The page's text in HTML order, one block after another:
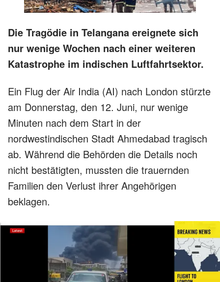
Die Tragödie in Telangana ereignete sich
nur wenige Wochen nach einer weiteren
Katastrophe im indischen Luftfahrtsektor.
Ein Flug der Air India (AI) nach London stürzte
am Donnerstag, den 12. Juni, nur wenige
Minuten nach dem Start in der
nordwestindischen Stadt Ahmedabad tragisch
ab. Während die Behörden die Details noch
nicht bestätigten, mussten die trauernden
Familien den Verlust ihrer Angehörigen
beklagen.